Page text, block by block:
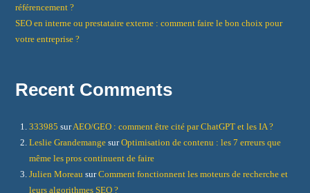
référencement ?
SEO en interne ou prestataire externe : comment faire le bon choix pour
votre entreprise ?
Recent Comments
333985 surAEO/GEO : comment être cité par ChatGPT et les IA ?
Leslie Grandemange surOptimisation de contenu : les 7 erreurs que
même les pros continuent de faire
Julien Moreau surComment fonctionnent les moteurs de recherche et
leurs algorithmes SEO ?